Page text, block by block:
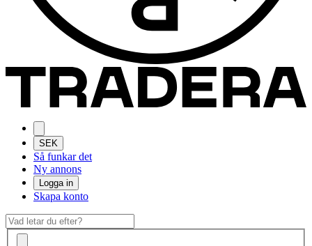
SEK
Så funkar det
Ny annons
Logga in
Skapa konto